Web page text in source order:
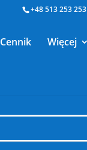
+48 513 253 253
Cennik Więcej